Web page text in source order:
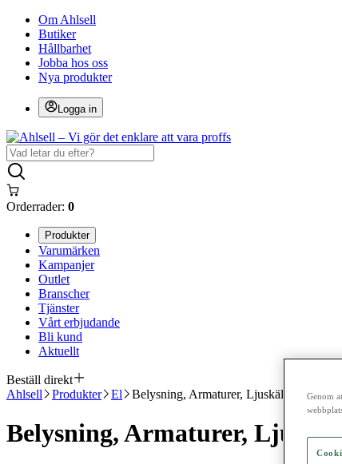
Om Ahlsell
Butiker
Hållbarhet
Jobba hos oss
Nya produkter
Logga in
Orderrader: 0
Produkter
Varumärken
Kampanjer
Outlet
Branscher
Tjänster
Vårt erbjudande
Bli kund
Aktuellt
Beställ direkt
Ahlsell
Produkter El Belysning, Armaturer, Ljuskällor 70-83
Belysning, Armaturer,
Genom